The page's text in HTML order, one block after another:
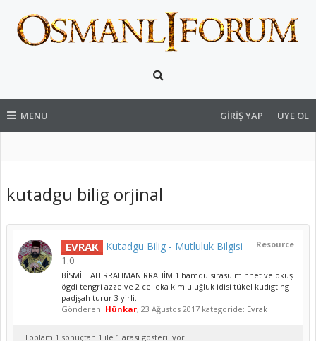
MENU GIRIŞ YAP ÜYE OL
kutadgu bilig orjinal
Resource
EVRAK Kutadgu Bilig - Mutluluk Bilgisi
1.0
BİSMİLLAHİRRAHMANİRRAHİM 1 hamdu sırasü minnet ve öküş
ögdi tengri azze ve 2 celleka kim uluğluk idisi tükel kudıgtlng
padjşah turur 3 yirli...
Gönderen: Hünkar, 23 Ağustos 2017 kategoride: Evrak
Toplam 1 sonuçtan 1 ile 1 arası gösteriliyor